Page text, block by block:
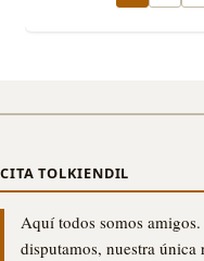
CITA TOLKIENDIL
Aquí todos somos
disputamos, nuestra única